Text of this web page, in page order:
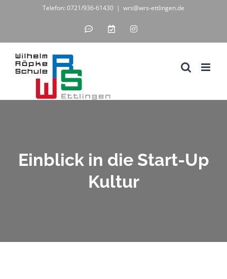
springen
Telefon: 0721/936-61430 | wrs@wrs-ettlingen.de
IServ
unsere
WebUntis
digitales
Instagram
Einblick in die Start-Up
Kultur